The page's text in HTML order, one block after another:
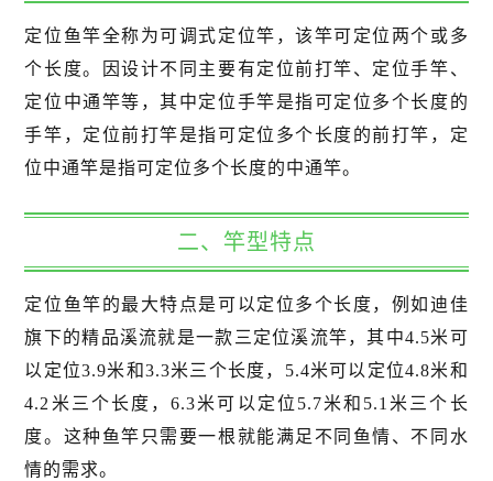
定位鱼竿全称为可调式定位竿，该竿可定位两个或多
个长度。因设计不同主要有定位前打竿、定位手竿、
定位中通竿等，其中定位手竿是指可定位多个长度的
手竿，定位前打竿是指可定位多个长度的前打竿，定
位中通竿是指可定位多个长度的中通竿。
二、竿型特点
定位鱼竿的最大特点是可以定位多个长度，例如迪佳
旗下的精品溪流就是一款三定位溪流竿，其中4.5米可
以定位3.9米和3.3米三个长度，5.4米可以定位4.8米和
4.2米三个长度，6.3米可以定位5.7米和5.1米三个长
度。这种鱼竿只需要一根就能满足不同鱼情、不同水
情的需求。